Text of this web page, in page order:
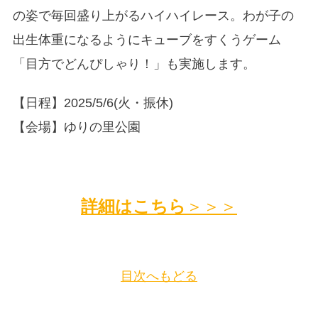
の姿で毎回盛り上がるハイハイレース。わが子の
出生体重になるようにキューブをすくうゲーム
「目方でどんぴしゃり！」も実施します。
【日程】2025/5/6(火・振休)
【会場】ゆりの里公園
詳細はこちら ＞＞＞
目次へもどる